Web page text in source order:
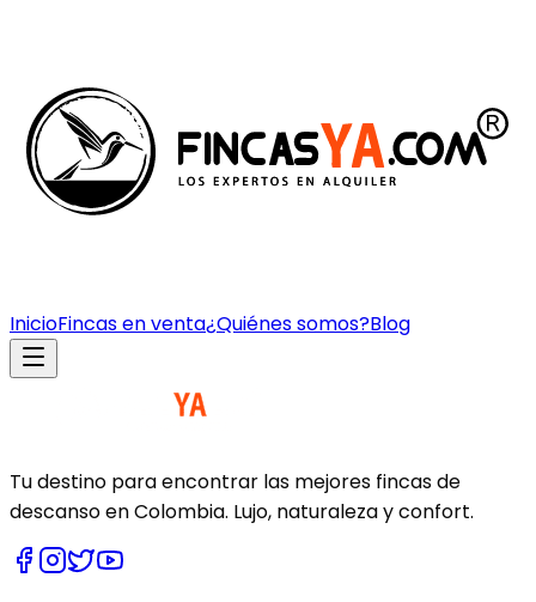
InicioFincas en venta¿Quiénes somos?Blog
Tu destino para encontrar las mejores fincas de
descanso en Colombia. Lujo, naturaleza y confort.